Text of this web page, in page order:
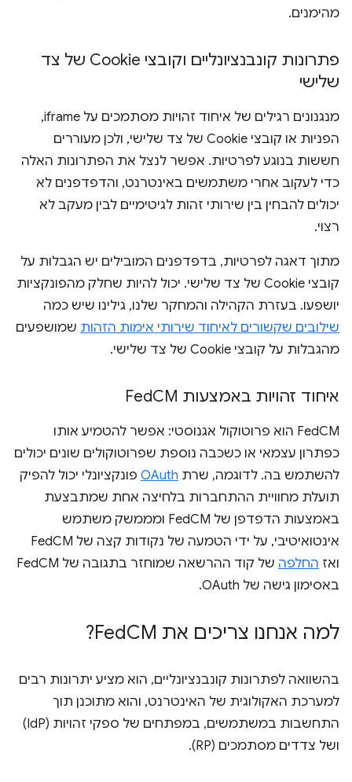
מהימנים.
פתרונות קונבנציונליים וקובצי Cookie של צד
שלישי
מנגנונים רגילים של איחוד זהויות מסתמכים על iframe,
הפניות או קובצי Cookie של צד שלישי, ולכן מעוררים
חששות בנוגע לפרטיות. אפשר לנצל את הפתרונות האלה
כדי לעקוב אחרי משתמשים באינטרנט, והדפדפנים לא
יכולים להבחין בין שירותי זהות לגיטימיים לבין מעקב לא
רצוי.
מתוך דאגה לפרטיות, בדפדפנים המובילים יש הגבלות על
קובצי Cookie של צד שלישי. יכול להיות שחלק מהפונקציות
יושפעו. בעזרת הקהילה והמחקר שלנו, גילינו שיש כמה
שילובים שקשורים לאיחוד שירותי אימות הזהות שמושפעים
מהגבלות על קובצי Cookie של צד שלישי.
איחוד זהויות באמצעות Fed CM
‫FedCM הוא פרוטוקול אגנוסטי: אפשר להטמיע אותו
כפתרון עצמאי או כשכבה נוספת שפרוטוקולים שונים יכולים
להשתמש בה. לדוגמה, שרת OAuth פונקציונלי יכול להפיק
תועלת מחוויית ההתחברות בלחיצה אחת שמתבצעת
באמצעות הדפדפן של FedCM ומממשק משתמש
אינטואיטיבי, על ידי הטמעה של נקודות קצה של FedCM
ואז החלפה
של קוד ההרשאה שמוחזר בתגובה של FedCM
באסימון גישה של OAuth.
למה אנחנו צריכים את Fed CM?
בהשוואה לפתרונות קונבנציונליים, הוא מציע יתרונות רבים
למערכת האקולוגית של האינטרנט, והוא מתוכנן תוך
התחשבות במשתמשים, במפתחים של ספקי זהויות (IdP)
ושל צדדים מסתמכים (RP).